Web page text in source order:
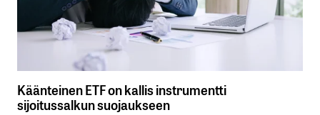
Käänteinen ETF on kallis instrumentti
sijoitussalkun suojaukseen